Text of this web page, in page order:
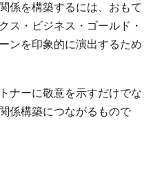
係を構築するには、おもて
ス・ビジネス・ゴールド・
ンを印象的に演出するため
ナーに敬意を示すだけでな
係構築につながるもので